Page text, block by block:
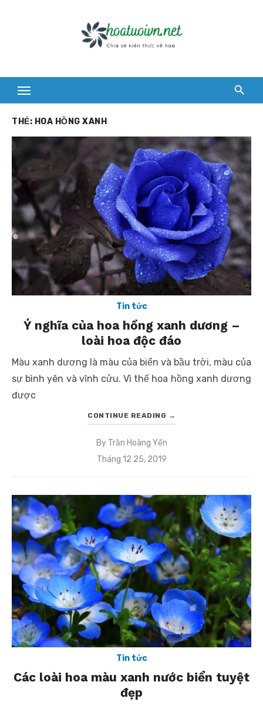
THẺ: HOA HỒNG XANH
Tin tức
Ý nghĩa của hoa hồng xanh dương –
loài hoa độc đáo
Màu xanh dương là màu của biển và bầu trời, màu của
sự bình yên và vĩnh cửu. Vì thế hoa hồng xanh dương
được
CONTINUE READING →
By Trần Hoàng Yến
Posted
Tháng 12 25, 2019
Tin tức
Các loài hoa màu xanh nước biển tuyệt
đẹp